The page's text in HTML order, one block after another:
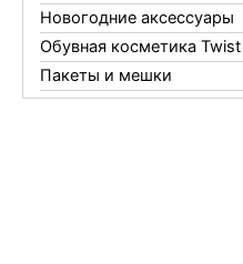
Новогодние аксессуары
Обувная косметика Twist
Пакеты и мешки
Перчатки